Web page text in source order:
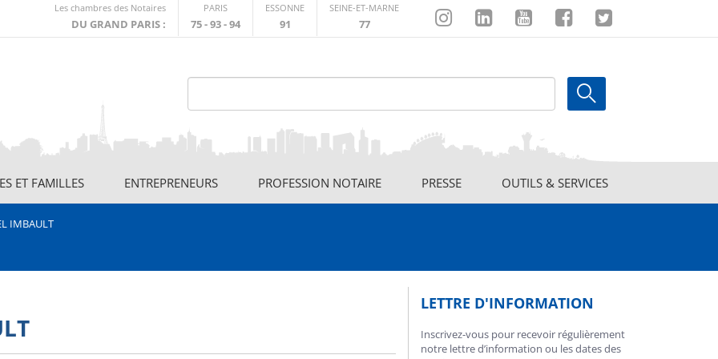
Les chambres des Notaires
DU GRAND PARIS :
externe
PARIS
75 - 93 - 94
ESSONNE
91
SEINE-ET-MARNE
77
InstagramLinkedinYoutubeFacebookTwitter
ET FAMILLES ENTREPRENEURS PROFESSION NOTAIRE PRESSE OUTILS & SERVICES
IMBAULT
LETTRE D'INFORMATION
Inscrivez-vous pour recevoir régulièrement
notre lettre d’information ou les dates des